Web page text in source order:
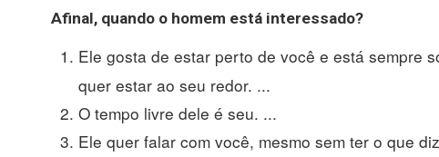
Afinal, quando o homem está interessado?
Ele gosta de estar perto de você e está sempre
quer estar ao seu redor. ...
O tempo livre dele é seu. ...
Ele quer falar com você, mesmo sem ter o que